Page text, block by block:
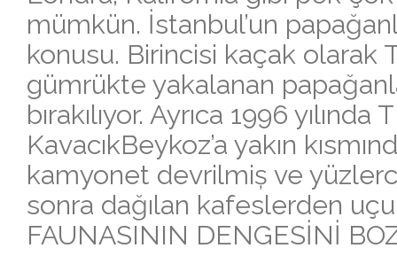
mümkün. İstanbul’un
konusu. Birincisi kaçak olarak
gümrükte yakalanan
bırakılıyor. Ayrıca 1996
KavacıkBeykoz’a yakın
kamyonet devrilmiș ve
sonra dağılan kafeslerden
FAUNASININ DENGESİNİ